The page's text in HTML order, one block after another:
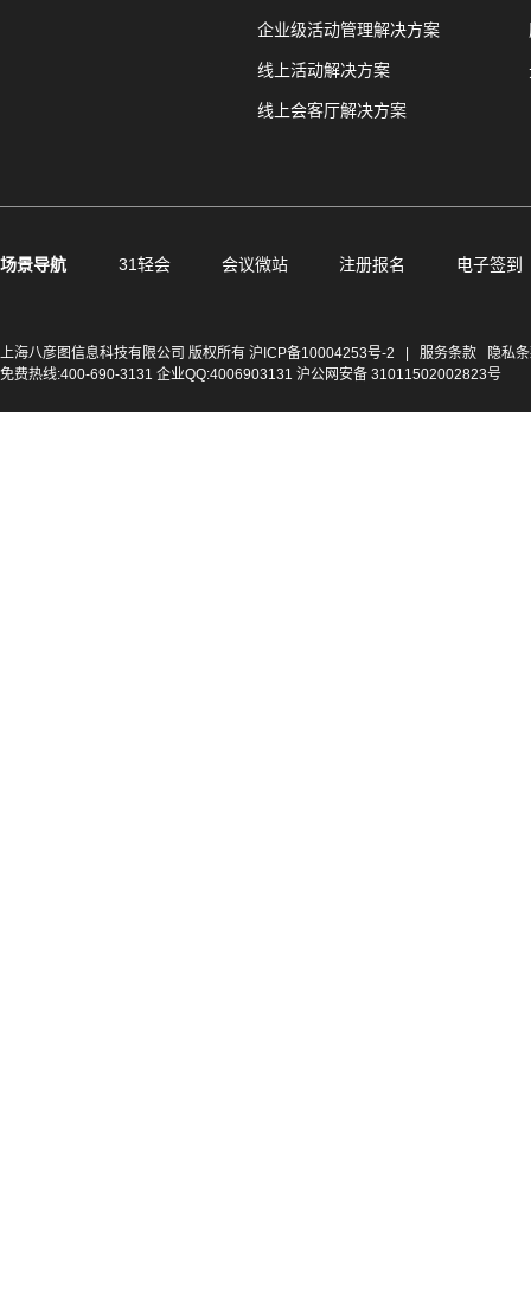
企业级活动管理解决方案
线上活动解决方案
线上会客厅解决方案
场景导航 31轻会 会议微站 注册报名 电子签到
上海八彦图信息科技有限公司 版权所有 沪ICP备10004253号-2 服务条款
隐私
免费热线:400-690-3131 企业QQ:4006903131 沪公网安备 31011502002823号